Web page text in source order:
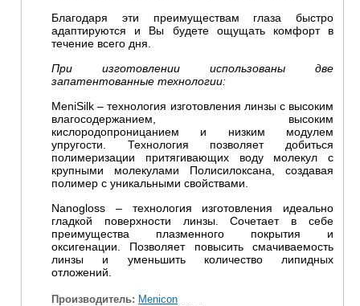
Благодаря эти преимуществам глаза быстро
адаптируются и Вы будете ощущать комфорт в
течение всего дня.
При изготовлении использованы две
запатентованные технологии:
MeniSilk – технология изготовления линзы с высоким
влагосодержанием, высоким
кислородопроницанием и низким модулем
упругости. Технология позволяет добиться
полимеризации притягивающих воду молекул с
крупными молекулами Полисилоксана, создавая
полимер с уникальными свойствами.
Nanogloss – технология изготовления идеально
гладкой поверхности линзы. Сочетает в себе
преимущества плазменного покрытия и
оксигенации. Позволяет повысить смачиваемость
линзы и уменьшить количество липидных
отложений.
Производитель: Menicon